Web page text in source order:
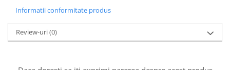
Informatii conformitate produs
Review-uri(0)